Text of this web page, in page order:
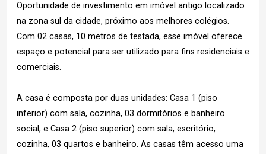
Oportunidade de investimento em imóvel antigo localizado
na zona sul da cidade, próximo aos melhores colégios.
Com 02 casas, 10 metros de testada, esse imóvel oferece
espaço e potencial para ser utilizado para fins residenciais e
comerciais.
A casa é composta por duas unidades: Casa 1 (piso
inferior) com sala, cozinha, 03 dormitórios e banheiro
social, e Casa 2 (piso superior) com sala, escritório,
cozinha, 03 quartos e banheiro. As casas têm acesso uma